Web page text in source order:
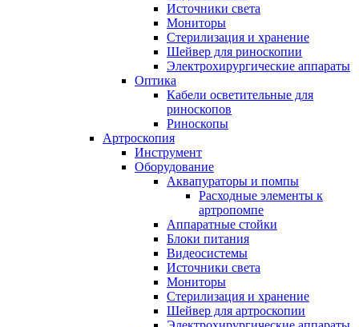
Источники света
Мониторы
Стерилизация и хранение
Шейвер для риноскопии
Электрохирургические аппараты
Оптика
Кабели осветительные для
риноскопов
Риноскопы
Артроскопия
Инструмент
Оборудование
Аквапураторы и помпы
Расходные элементы к
артропомпе
Аппаратные стойки
Блоки питания
Видеосистемы
Источники света
Мониторы
Стерилизация и хранение
Шейвер для артроскопии